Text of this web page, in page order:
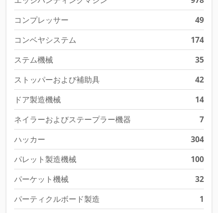
コンプレッサー
49
コンベヤシステム
174
ステム機械
35
ストッパーおよび補助具
42
ドア製造機械
14
ネイラーおよびステープラー機器
7
ハッカー
304
パレット製造機械
100
パーケット機械
32
パーティクルボード製造
1